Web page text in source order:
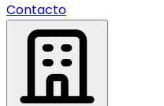
Contacto